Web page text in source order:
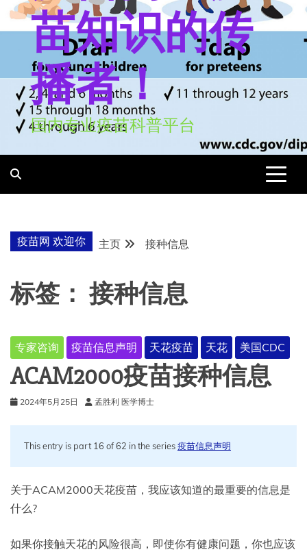
苗知识的传
播者！
国内专业疫苗科普平台
疫苗网 欢迎你 主页 接种信息
标签：接种信息
专家咨询 疫苗信息声明 天花疫苗 天花 美国CDC
ACAM2000疫苗接种信息
2024年5月25日 孟胜利 医学博士
This entry is part 16 of 62 in the series疫苗信息声明
关于ACAM2000天花疫苗，我应该知道的最重要的信息是
什么?
如果你接触天花的风险很高，即使你有健康问题，你也应该